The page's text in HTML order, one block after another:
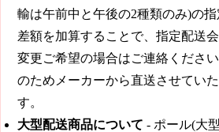
輸は午前中と午後の2種類のみ)の
差額を加算することで、指定配送
変更ご希望の場合はご連絡くださ
のためメーカーから直送させてい
す。
大型配送商品について - ポール(大